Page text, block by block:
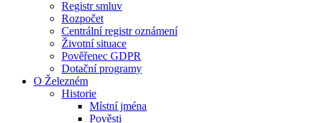
Registr smluv
Rozpočet
Centrální registr oznámení
Životní situace
Pověřenec GDPR
Dotační programy
O Železném
Historie
Místní jména
Pověsti